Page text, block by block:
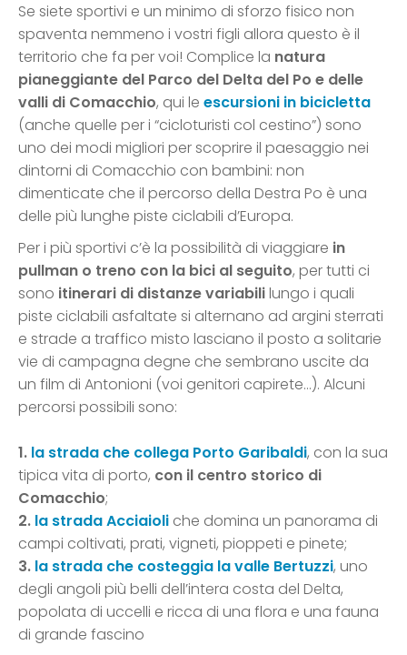
Se siete sportivi e un minimo di sforzo fisico non
spaventa nemmeno i vostri figli allora questo è il
territorio che fa per voi! Complice la natura
pianeggiante del Parco del Delta del Po e delle
valli di Comacchio, qui le escursioni in bicicletta
(anche quelle per i “cicloturisti col cestino”) sono
uno dei modi migliori per scoprire il paesaggio nei
dintorni di Comacchio con bambini: non
dimenticate che il percorso della Destra Po è una
delle più lunghe piste ciclabili d’Europa.
Per i più sportivi c’è la possibilità di viaggiare in
pullman o treno con la bici al seguito, per tutti ci
sono itinerari di distanze variabililungo i quali
piste ciclabili asfaltate si alternano ad argini sterrati
e strade a traffico misto lasciano il posto a solitarie
vie di campagna degne che sembrano uscite da
un film di Antonioni (voi genitori capirete…). Alcuni
percorsi possibili sono:
1. la strada che collega Porto Garibaldi, con la sua
tipica vita di porto, con il centro storico di
Comacchio;
2. la strada Acciaioli che domina un panorama di
campi coltivati, prati, vigneti, pioppeti e pinete;
3. la strada che costeggia la valle Bertuzzi, uno
degli angoli più belli dell’intera costa del Delta,
popolata di uccelli e ricca di una flora e una fauna
di grande fascino